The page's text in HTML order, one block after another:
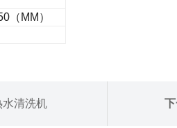
（ MM ）
水清洗机